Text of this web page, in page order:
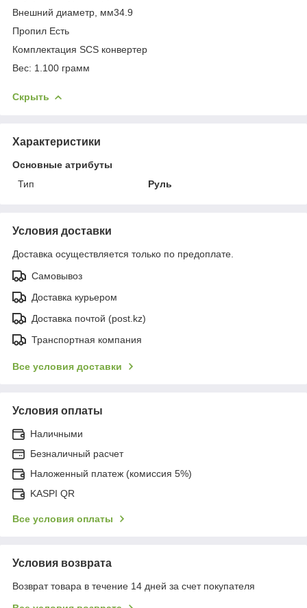
Внешний диаметр, мм34.9
Пропил Есть
Комплектация SCS конвертер
Вес: 1.100 грамм
Скрыть
Характеристики
Основные атрибуты
Тип
Руль
Условия доставки
Доставка осуществляется только по предоплате.
Самовывоз
Доставка курьером
Доставка почтой (post.kz)
Транспортная компания
Все условия доставки
Условия оплаты
Наличными
Безналичный расчет
Наложенный платеж (комиссия 5%)
KASPI QR
Все условия оплаты
Условия возврата
Возврат товара в течение 14 дней за счет покупателя